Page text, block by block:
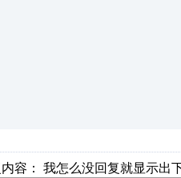
容： 我怎么没回复就显示出